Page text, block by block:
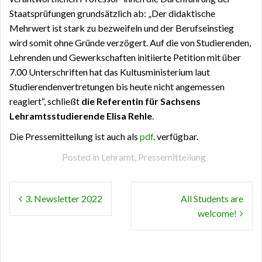
Staatsprüfungen grundsätzlich ab: „Der didaktische
Mehrwert ist stark zu bezweifeln und der Berufseinstieg
wird somit ohne Gründe verzögert. Auf die von Studierenden,
Lehrenden und Gewerkschaften initiierte Petition mit über
7.00 Unterschriften hat das Kultusministerium laut
Studierendenvertretungen bis heute nicht angemessen
reagiert“, schließt die Referentin für Sachsens
Lehramtsstudierende Elisa Rehle.
Die Pressemitteilung ist auch als pdf. verfügbar.
Posted in Lehramt, Pressemitteilung
Beitragsnavigation
3. Newsletter 2022
All Students are
welcome!